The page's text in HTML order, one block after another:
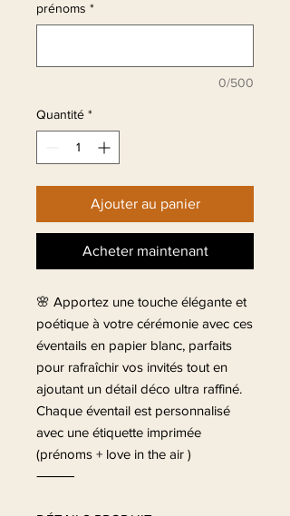
prénoms *
0/500
Quantité *
Ajouter au panier
Acheter maintenant
🌸 Apportez une touche élégante et
poétique à votre cérémonie avec ces
éventails en papier blanc, parfaits
pour rafraîchir vos invités tout en
ajoutant un détail déco ultra raffiné.
Chaque éventail est personnalisé
avec une étiquette imprimée
(prénoms + love in the air )
⸻